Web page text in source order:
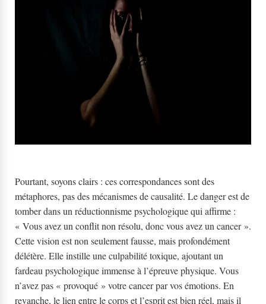
Pourtant, soyons clairs : ces correspondances sont des
métaphores, pas des mécanismes de causalité. Le danger est de
tomber dans un réductionnisme psychologique qui affirme :
« Vous avez un conflit non résolu, donc vous avez un cancer ».
Cette vision est non seulement fausse, mais profondément
délétère. Elle instille une culpabilité toxique, ajoutant un
fardeau psychologique immense à l’épreuve physique. Vous
n’avez pas « provoqué » votre cancer par vos émotions. En
revanche, le lien entre le corps et l’esprit est bien réel, mais il